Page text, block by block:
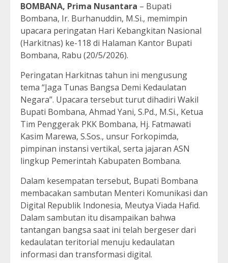
BOMBANA, Prima Nusantara – Bupati
Bombana, Ir. Burhanuddin, M.Si., memimpin
upacara peringatan Hari Kebangkitan Nasional
(Harkitnas) ke-118 di Halaman Kantor Bupati
Bombana, Rabu (20/5/2026).
Peringatan Harkitnas tahun ini mengusung
tema “Jaga Tunas Bangsa Demi Kedaulatan
Negara”. Upacara tersebut turut dihadiri Wakil
Bupati Bombana, Ahmad Yani, S.Pd., M.Si., Ketua
Tim Penggerak PKK Bombana, Hj. Fatmawati
Kasim Marewa, S.Sos., unsur Forkopimda,
pimpinan instansi vertikal, serta jajaran ASN
lingkup Pemerintah Kabupaten Bombana.
Dalam kesempatan tersebut, Bupati Bombana
membacakan sambutan Menteri Komunikasi dan
Digital Republik Indonesia, Meutya Viada Hafid.
Dalam sambutan itu disampaikan bahwa
tantangan bangsa saat ini telah bergeser dari
kedaulatan teritorial menuju kedaulatan
informasi dan transformasi digital.